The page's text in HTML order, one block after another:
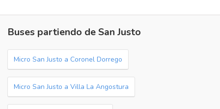
Buses partiendo de San Justo
Micro San Justo a Coronel Dorrego
Micro San Justo a Villa La Angostura